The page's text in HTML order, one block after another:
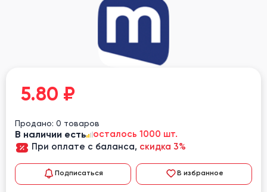
5.80 ₽
Продано: 0 товаров
В наличии есть
осталось 1000 шт.
При оплате с баланса, скидка 3%
Подписаться В избранное